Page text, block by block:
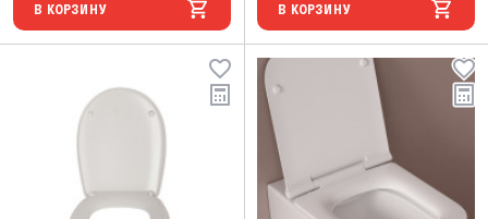
В КОРЗИНУ В КОРЗИНУ